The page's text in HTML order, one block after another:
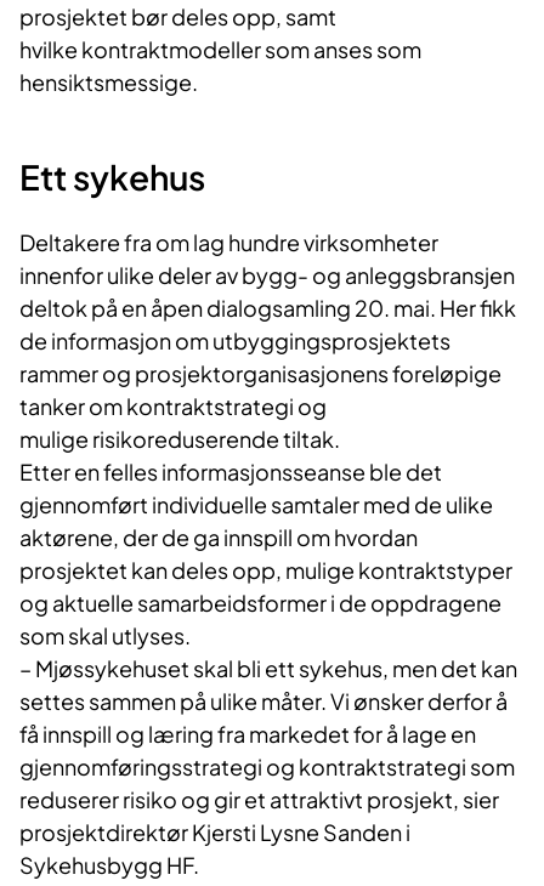
prosjektet bør deles opp, samt
hvilke kontraktmodeller som anses som
hensiktsmessige.
Ett sykehus
Deltakere fra om lag hundre virksomheter
innenfor ulike deler av bygg- og anleggsbransjen
deltok på en åpen dialogsamling 20. mai. Her fikk
de informasjon om utbyggingsprosjektets
rammer og prosjektorganisasjonens foreløpige
tanker om kontraktstrategi og
mulige risikoreduserende tiltak.
Etter en felles informasjonsseanse ble det
gjennomført individuelle samtaler med de ulike
aktørene, der de ga innspill om hvordan
prosjektet kan deles opp, mulige kontraktstyper
og aktuelle samarbeidsformer i de oppdragene
som skal utlyses.
– Mjøssykehuset skal bli ett sykehus, men det kan
settes sammen på ulike måter. Vi ønsker derfor å
få innspill og læring fra markedet for å lage en
gjennomføringsstrategi og kontraktstrategi som
reduserer risiko og gir et attraktivt prosjekt, sier
prosjektdirektør Kjersti Lysne Sanden i
Sykehusbygg HF.